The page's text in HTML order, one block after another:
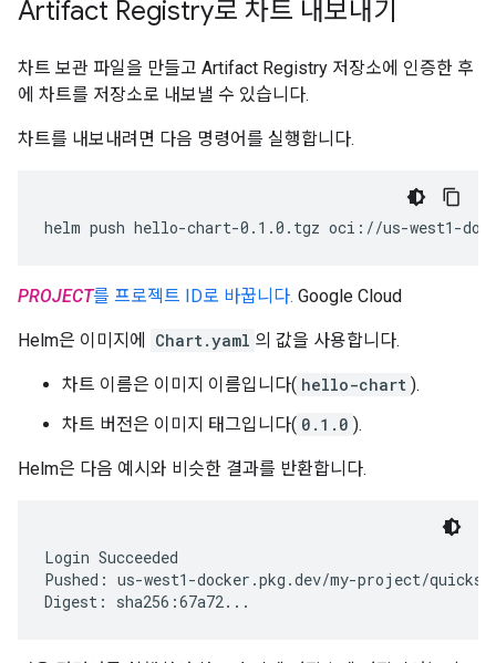
Artifact Registry로 차트 내보내기
차트 보관 파일을 만들고 Artifact Registry 저장소에 인증한 후
에 차트를 저장소로 내보낼 수 있습니다.
차트를 내보내려면 다음 명령어를 실행합니다.
helm push hello-chart-0.1.0.tgz oci://us-west1-
PROJECT를 프로젝트 ID로 바꿉니다. Google Cloud
Helm은 이미지에 Chart.yaml 의 값을 사용합니다.
차트 이름은 이미지 이름입니다( hello-chart ).
차트 버전은 이미지 태그입니다( 0.1.0 ).
Helm은 다음 예시와 비슷한 결과를 반환합니다.
Login Succeeded
Pushed: us-west1-docker.pkg.dev/my-project/